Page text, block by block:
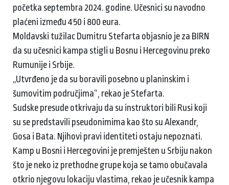
početka septembra 2024. godine. Učesnici su navodno
plaćeni između 450 i 800 eura.
Moldavski tužilac Dumitru Stefarta objasnio je za BIRN
da su učesnici kampa stigli u Bosnu i Hercegovinu preko
Rumunije i Srbije.
„Utvrđeno je da su boravili posebno u planinskim i
šumovitim područjima“, rekao je Stefarta.
Sudske presude otkrivaju da su instruktori bili Rusi koji
su se predstavili pseudonimima kao što su Alexandr,
Gosa i Bata. Njihovi pravi identiteti ostaju nepoznati.
Kamp u Bosni i Hercegovini je premješten u Srbiju nakon
što je neko iz prethodne grupe koja se tamo obučavala
otkrio njegovu lokaciju vlastima, rekao je učesnik kampa